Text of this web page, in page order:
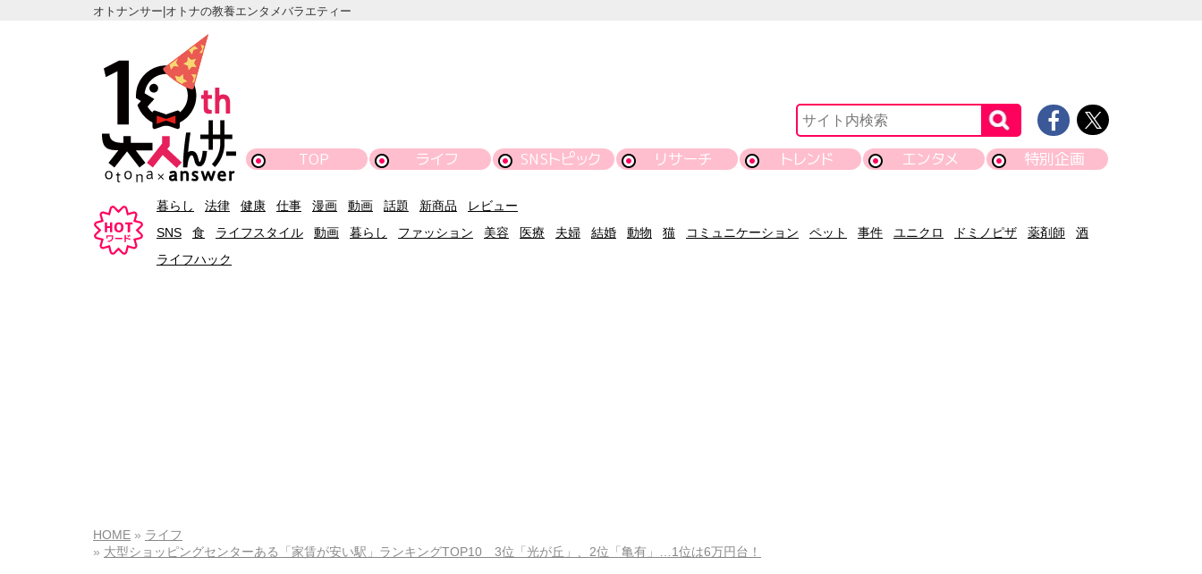
オトナンサー|オトナの教養エンタメバラエティー
TOP ライフ SNSトピック リサーチ トレンド エンタメ 特別企画
暮らし 法律 健康 仕事 漫画 動画 話題 新商品
レビュー
SNS
食 ライフスタイル 動画 暮らし ファッション 美容 医療 夫婦 結婚 動物 猫 コミュニケーション ペット 事件 ユニクロ ドミノピザ 薬剤師
酒
ライフハック
HOME
ライフ
大型ショッピングセンターある「家賃が安い駅」ランキングTOP10 3位「光が丘」、2位「亀有」…1位は6万円台！